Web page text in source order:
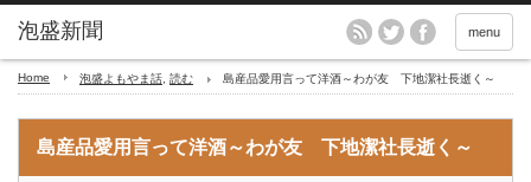
menu
Home 泡盛よもやま話 読む 島産品愛用言って洋酒～わが友 下地潔社長逝く～
島産品愛用言って洋酒～わが友 下地潔社長逝く～